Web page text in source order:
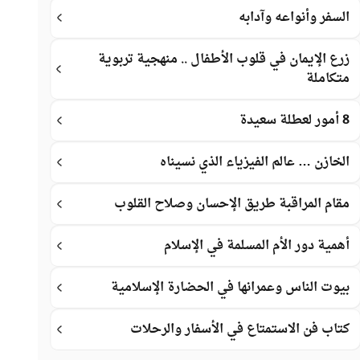
السفر وأنواعه وآدابه
زرع الإيمان في قلوب الأطفال .. منهجية تربوية
متكاملة
8 أمور لعطلة سعيدة
الخازن … عالم الفيزياء الذي نسيناه
مقام المراقبة طريق الإحسان وصلاح القلوب
أهمية دور الأم المسلمة في الإسلام
بيوت الناس وعمرانها في الحضارة الإسلامية
كتاب فن الاستمتاع في الأسفار والرحلات